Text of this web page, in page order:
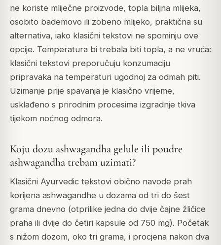
ne koriste mliječne proizvode, topla biljna mlijeka,
osobito bademovo ili zobeno mlijeko, praktična su
alternativa, iako klasični tekstovi ne spominju ove
opcije. Temperatura bi trebala biti topla, a ne vruća:
klasični tekstovi preporučuju konzumaciju
pripravaka na temperaturi ugodnoj za odmah piti.
Uzimanje prije spavanja je klasično vrijeme,
usklađeno s prirodnim procesima izgradnje tkiva
tijekom noćnog odmora.
Koju dozu ashwagandha gelule ili poudre
ashwagandha trebam uzimati?
Klasični Ayurvedic tekstovi obično navode prah
korijena ashwagandhe u dozama od tri do šest
grama dnevno (otprilike jedna do dvije čajne žličice
praha ili dvije do četiri kapsule od 750 mg). Početak
s nižom dozom, oko tri grama, i procjena nakon dva